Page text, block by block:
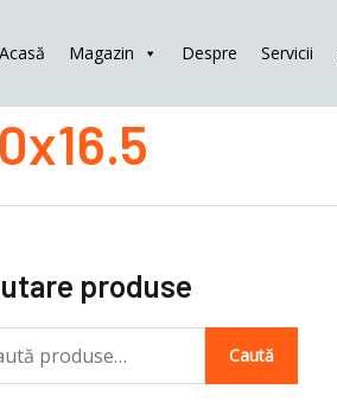
Acasă Magazin Despre Servicii
produse
Caută